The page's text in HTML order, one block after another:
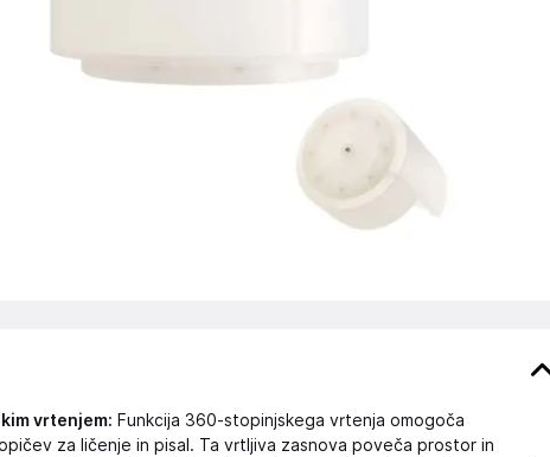
vrtenjem: Funkcija 360-stopinjskega vrtenja omogoča
za ličenje in pisal. Ta vrtljiva zasnova poveča prostor in